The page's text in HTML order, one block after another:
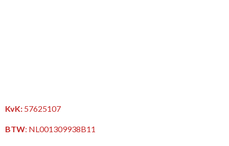
KvK: 57625107
BTW: NL001309938B11